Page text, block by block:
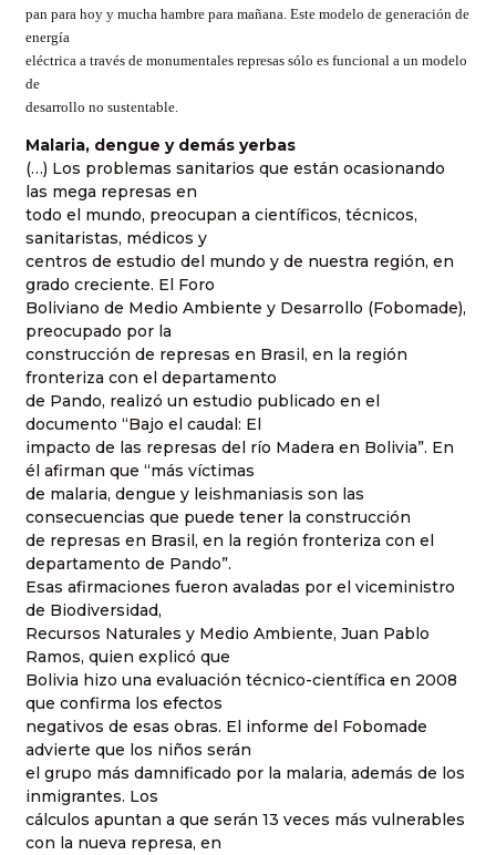
pan para hoy y mucha hambre para mañana. Este modelo de generación de
energía
eléctrica a través de monumentales represas sólo es funcional a un modelo
de
desarrollo no sustentable.
Malaria, dengue y demás yerbas
(…) Los problemas sanitarios que están ocasionando
las mega represas en
todo el mundo, preocupan a científicos, técnicos,
sanitaristas, médicos y
centros de estudio del mundo y de nuestra región, en
grado creciente. El Foro
Boliviano de Medio Ambiente y Desarrollo (Fobomade),
preocupado por la
construcción de represas en Brasil, en la región
fronteriza con el departamento
de Pando, realizó un estudio publicado en el
documento “Bajo el caudal: El
impacto de las represas del río Madera en Bolivia”. En
él afirman que “más víctimas
de malaria, dengue y leishmaniasis son las
consecuencias que puede tener la construcción
de represas en Brasil, en la región fronteriza con el
departamento de Pando”.
Esas afirmaciones fueron avaladas por el viceministro
de Biodiversidad,
Recursos Naturales y Medio Ambiente, Juan Pablo
Ramos, quien explicó que
Bolivia hizo una evaluación técnico-científica en 2008
que confirma los efectos
negativos de esas obras. El informe del Fobomade
advierte que los niños serán
el grupo más damnificado por la malaria, además de los
inmigrantes. Los
cálculos apuntan a que serán 13 veces más vulnerables
con la nueva represa, en